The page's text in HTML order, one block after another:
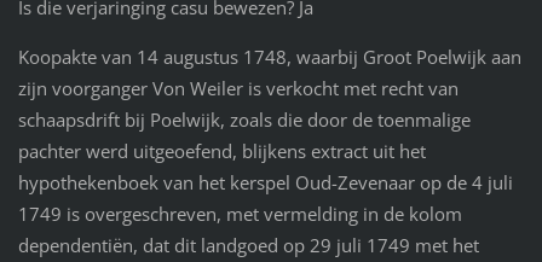
Is die verjaringing casu bewezen? Ja
Koopakte van 14 augustus 1748, waarbij Groot Poelwijk aan
zijn voorganger Von Weiler is verkocht met recht van
schaapsdrift bij Poelwijk, zoals die door de toenmalige
pachter werd uitgeoefend, blijkens extract uit het
hypothekenboek van het kerspel Oud-Zevenaar op de 4 juli
1749 is overgeschreven, met vermelding in de kolom
dependentiën, dat dit landgoed op 29 juli 1749 met het